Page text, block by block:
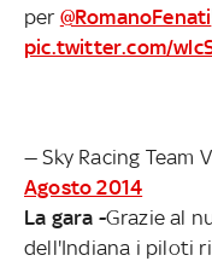
per @RomanoFenati
pic.twitter.com/
— Sky Racing Team
Agosto 2014
La gara -Grazie al
dell'Indiana i piloti